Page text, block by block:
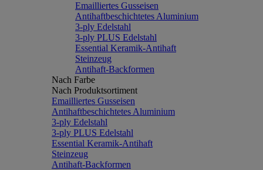
Emailliertes Gusseisen
Antihaftbeschichtetes Aluminium
3-ply Edelstahl
3-ply PLUS Edelstahl
Essential Keramik-Antihaft
Steinzeug
Antihaft-Backformen
Nach Farbe
Nach Produktsortiment
Emailliertes Gusseisen
Antihaftbeschichtetes Aluminium
3-ply Edelstahl
3-ply PLUS Edelstahl
Essential Keramik-Antihaft
Steinzeug
Antihaft-Backformen